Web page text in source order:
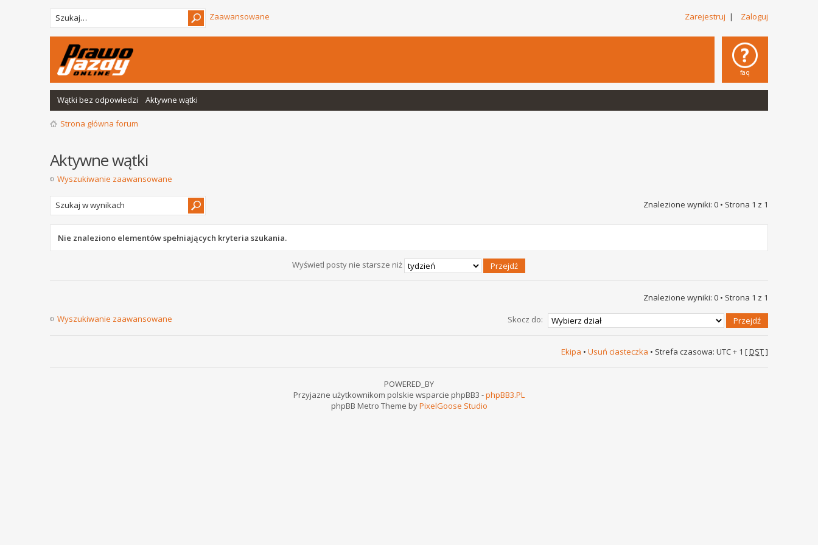
Zarejestruj | Zaloguj
Zaawansowane
faq
Wątki bez odpowiedzi Aktywne wątki
Strona główna forum
Aktywne wątki
Wyszukiwanie zaawansowane
Znalezione wyniki: 0 • Strona 1 z 1
Nie znaleziono elementów spełniających kryteria szukania.
Wyświetl posty nie starsze niż
Znalezione wyniki: 0 • Strona 1 z 1
Wyszukiwanie zaawansowane
Skocz do:
Ekipa • Usuń ciasteczka • Strefa czasowa: UTC + 1 [DST]
POWERED_BY
Przyjazne użytkownikom polskie wsparcie phpBB3 -phpBB3.PL
phpBB Metro Theme byPixelGoose Studio